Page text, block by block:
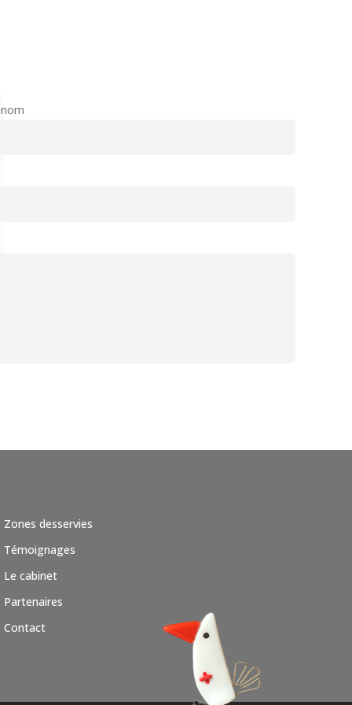
Zones desservies
Témoignages
Le cabinet
Partenaires
Contact